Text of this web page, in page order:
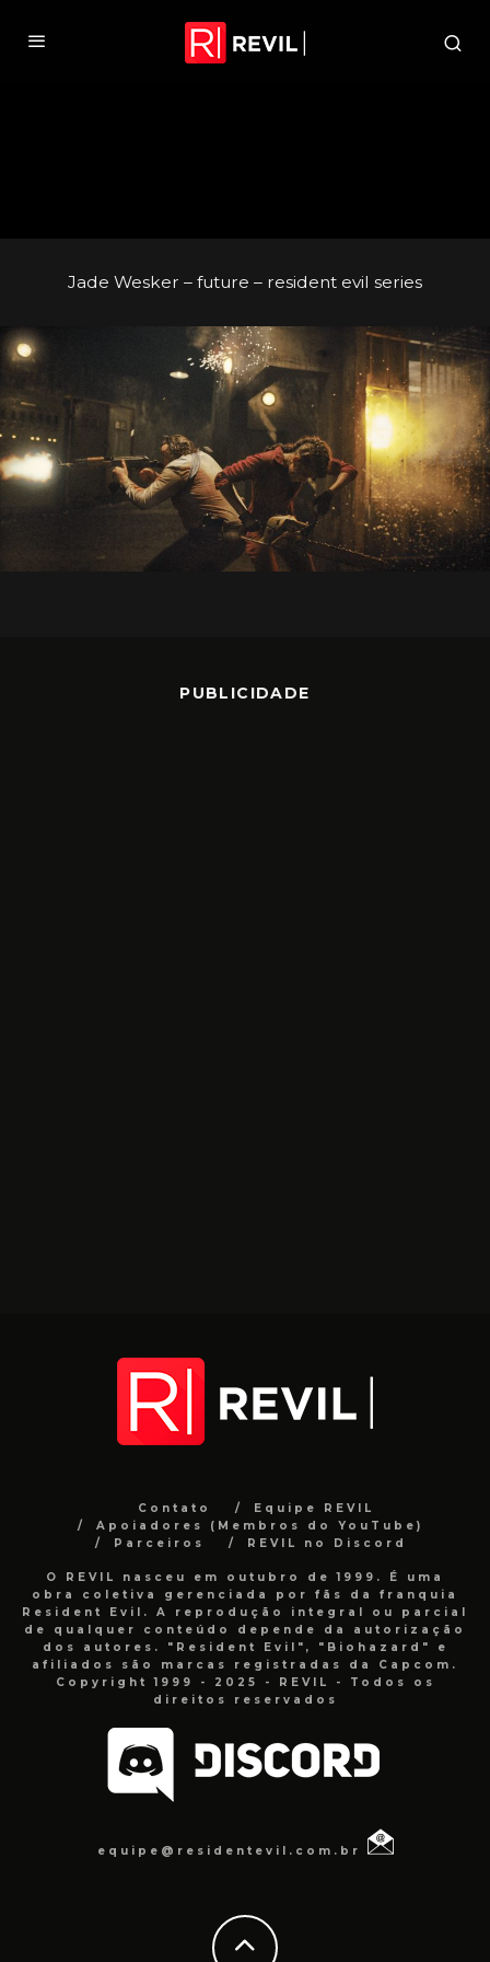
Jade Wesker – future – resident evil series
PUBLICIDADE
Contato
Equipe REVIL
Apoiadores (Membros do YouTube)
Parceiros
REVIL no Discord
O REVIL nasceu em outubro de 1999. É uma
obra coletiva gerenciada por fãs da franquia
Resident Evil. A reprodução integral ou parcial
de qualquer conteúdo depende da autorização
dos autores. "Resident Evil", "Biohazard" e
afiliados são marcas registradas da Capcom.
Copyright 1999 - 2025 - REVIL - Todos os
direitos reservados
equipe@residentevil.com.br